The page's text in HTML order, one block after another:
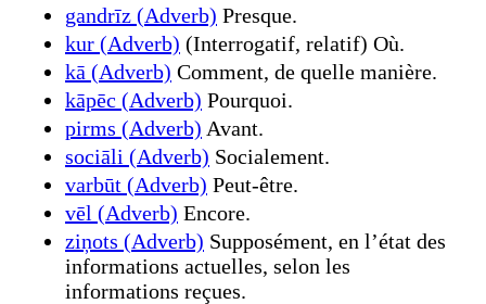
gandrīz (Adverb) Presque.
kur (Adverb) (Interrogatif, relatif) Où.
kā (Adverb) Comment, de quelle manière.
kāpēc (Adverb) Pourquoi.
pirms (Adverb) Avant.
sociāli (Adverb) Socialement.
varbūt (Adverb) Peut-être.
vēl (Adverb) Encore.
ziņots (Adverb) Supposément, en l’état des
informations actuelles, selon les
informations reçues.